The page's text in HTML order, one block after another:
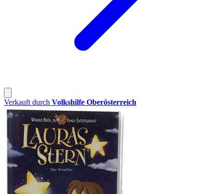
Verkauft durch Volkshilfe Oberösterreich